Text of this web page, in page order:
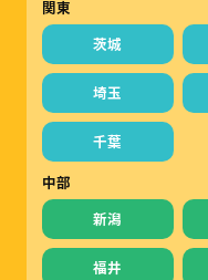
関東
茨城
埼玉
千葉
中部
新潟
福井